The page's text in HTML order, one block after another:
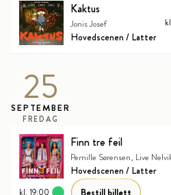
Kaktus
Jonis Josef
Hovedscenen / Latter
25
SEPTEMBER
FREDAG
Finn tre feil
Pernille Sørensen, Live
Hovedscenen / Latter
kl. 19:00 Bestill billett